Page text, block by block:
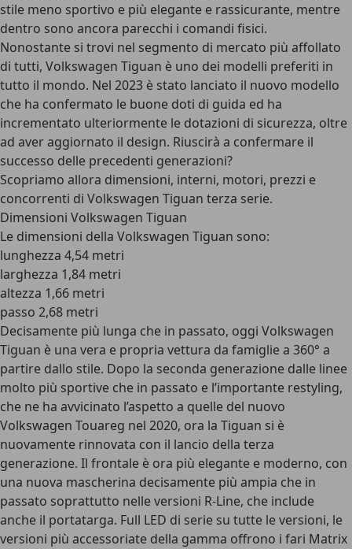
stile meno sportivo e più elegante e rassicurante, mentre
dentro sono ancora parecchi i comandi fisici.
Nonostante si trovi nel segmento di mercato più affollato
di tutti, Volkswagen Tiguan è uno dei modelli preferiti in
tutto il mondo. Nel 2023 è stato lanciato il nuovo modello
che ha confermato le buone doti di guida ed ha
incrementato ulteriormente le dotazioni di sicurezza, oltre
ad aver aggiornato il design. Riuscirà a confermare il
successo delle precedenti generazioni?
Scopriamo allora dimensioni, interni, motori, prezzi e
concorrenti di Volkswagen Tiguan terza serie.
Dimensioni Volkswagen Tiguan
Le dimensioni della Volkswagen Tiguan sono:
lunghezza 4,54 metri
larghezza 1,84 metri
altezza 1,66 metri
passo 2,68 metri
Decisamente più lunga che in passato, oggi Volkswagen
Tiguan è una vera e propria vettura da famiglie a 360° a
partire dallo stile. Dopo la seconda generazione dalle linee
molto più sportive che in passato e l’importante restyling,
che ne ha avvicinato l’aspetto a quelle del nuovo
Volkswagen Touareg nel 2020, ora la Tiguan si è
nuovamente rinnovata con il lancio della terza
generazione. Il frontale è ora più elegante e moderno, con
una nuova mascherina decisamente più ampia che in
passato soprattutto nelle versioni R-Line, che include
anche il portatarga. Full LED di serie su tutte le versioni, le
versioni più accessoriate della gamma offrono i fari Matrix